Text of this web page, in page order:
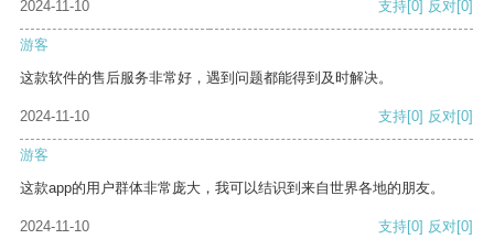
2024-11-10 支持[0] 反对[0]
游客
这款软件的售后服务非常好，遇到问题都能得到及时解决。
2024-11-10 支持[0] 反对[0]
游客
这款app的用户群体非常庞大，我可以结识到来自世界各地的朋友。
2024-11-10 支持[0] 反对[0]